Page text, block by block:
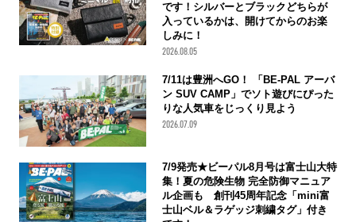
です！シルバーとブラックどちらが
入っているかは、開けてからのお楽
しみに！
2026.08.05
7/11は豊洲へGO！ 「BE-PAL アーバ
ン SUV CAMP」でソト遊びにぴった
りな人気車をじっくり見よう
2026.07.09
7/9発売★ビーパル8月号は富士山大特
集！夏の危険生物 完全防御マニュア
ル企画も 創刊45周年記念「mini富
士山ベル＆ラゲッジ刺繍タグ」付き